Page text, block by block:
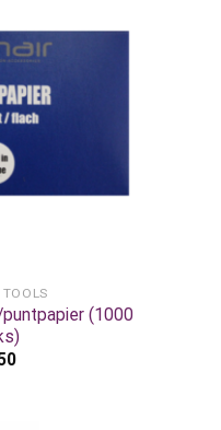
TOOLS
(1000